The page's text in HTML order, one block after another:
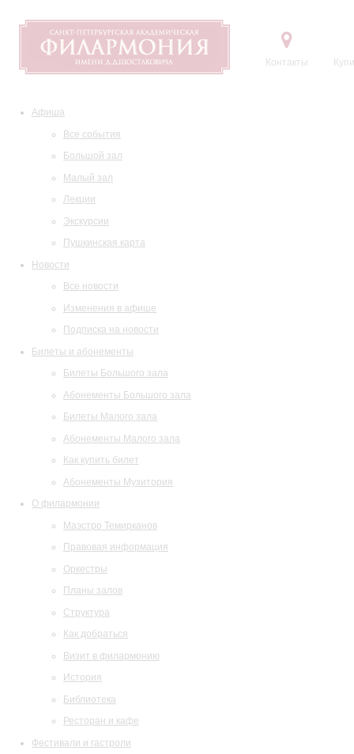
Контакты
Афиша
Все события
Большой зал
Малый зал
Лекции
Экскурсии
Пушкинская карта
Новости
Все новости
Изменения в афише
Подписка на новости
Билеты и абонементы
Билеты Большого зала
Абонементы Большого зала
Билеты Малого зала
Абонементы Малого зала
Как купить билет
Абонементы Музитория
О филармонии
Маэстро Темирканов
Правовая информация
Оркестры
Планы залов
Структура
Как добраться
Визит в филармонию
История
Библиотека
Ресторан и кафе
Фестивали и гастроли